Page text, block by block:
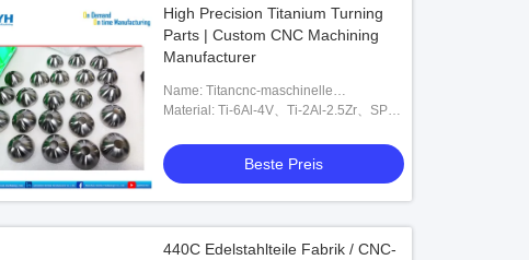
High Precision Titanium Turning
Parts | Custom CNC Machining
Manufacturer
Name: Titancnc-maschinelle
Bearbeitung
Material: Ti-6Al-4V、Ti-2Al-2.5Zr、SP-
BT9、BT20、IMI829、IMI834 oder
anpassbar
Beste Preis
440C Edelstahlteile Fabrik / CNC-